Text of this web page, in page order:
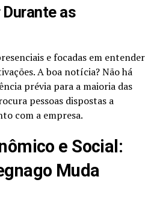
Durante as
e focadas em entender
A boa notícia? Não há
prévia para a maioria das
pessoas dispostas a
com a empresa.
e Social:
Muda